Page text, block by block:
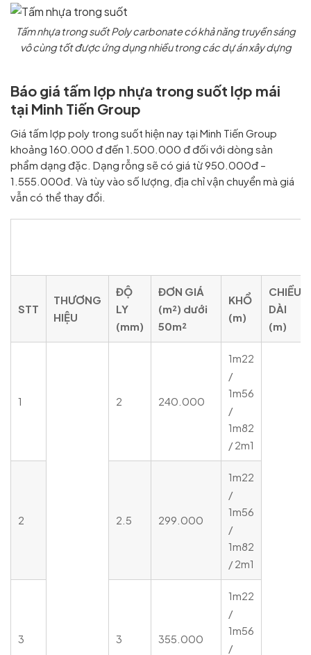
Tấm nhựa trong suốt Poly carbonate có khả năng truyền sáng
vô cùng tốt được ứng dụng nhiều trong các dự án xây dựng
Báo giá tấm lợp nhựa trong suốt lợp mái
tại Minh Tiến Group
Giá tấm lợp poly trong suốt hiện nay tại Minh Tiến Group
khoảng 160.000 đ đến 1.500.000 đ đối với dòng sản
phẩm dạng đặc. Dạng rỗng sẽ có giá từ 950.000đ –
1.555.000đ. Và tùy vào số lượng, địa chỉ vận chuyển mà giá
vẫn có thể thay đổi.
STT
THƯƠNG
HIỆU
ĐỘ
LY
(mm)
ĐƠN GIÁ
(m²) dưới
50m²
KHỔ
(m)
CHIỀU
DÀI
(m)
1 2 240.000
1m22
/
1m56
/
1m82
/ 2m1
2 2.5 299.000
1m22
/
1m56
/
1m82
/ 2m1
3 3 355.000
1m22
/
1m56
/